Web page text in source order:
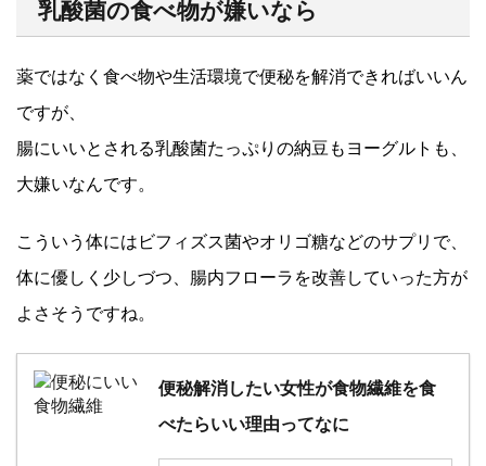
乳酸菌の食べ物が嫌いなら
薬ではなく食べ物や生活環境で便秘を解消できればいいん
ですが、
腸にいいとされる乳酸菌たっぷりの納豆もヨーグルトも、
大嫌いなんです。
こういう体にはビフィズス菌やオリゴ糖などのサプリで、
体に優しく少しづつ、腸内フローラを改善していった方が
よさそうですね。
便秘解消したい女性が食物繊維を食
べたらいい理由ってなに